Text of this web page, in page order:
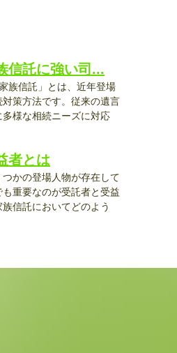
信託に強い司...
族信託」とは、近年登場
対策方法です。従来の遺言
様な相続ニーズに対応
者とは
かの登場人物が存在して
重要なのが受託者と受益
信託においてどのよう